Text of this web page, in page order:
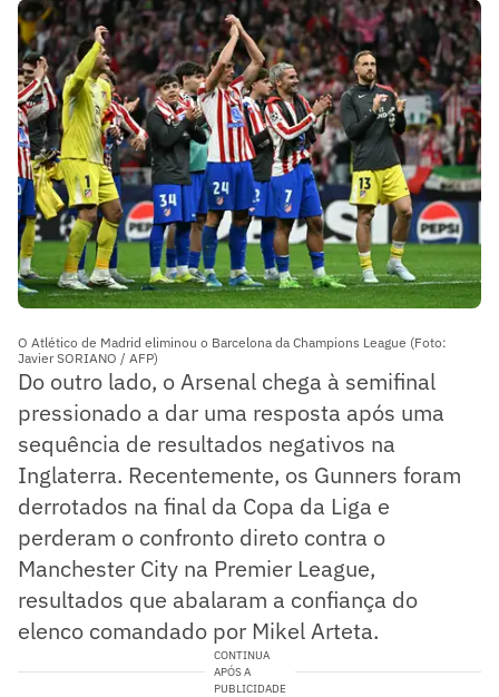
O Atlético de Madrid eliminou o Barcelona da Champions League (Foto:
Javier SORIANO / AFP)
Do outro lado, o Arsenal chega à semifinal
pressionado a dar uma resposta após uma
sequência de resultados negativos na
Inglaterra. Recentemente, os Gunners foram
derrotados na final da Copa da Liga e
perderam o confronto direto contra o
Manchester City na Premier League,
resultados que abalaram a confiança do
elenco comandado por Mikel Arteta.
CONTINUA
APÓS A
PUBLICIDADE